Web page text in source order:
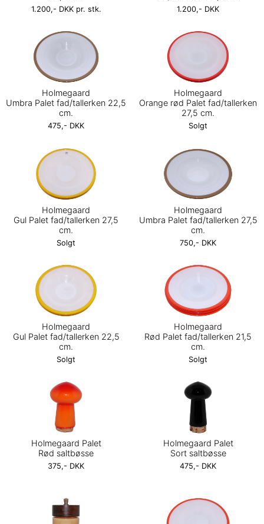
1.200,- DKK pr. stk. 1.200,- DKK
Holmegaard
Umbra Palet fad/tallerken 22,5
cm.
475,- DKK
Holmegaard
Orange rød Palet fad/tallerken
27,5 cm.
Solgt
Holmegaard
Gul Palet fad/tallerken 27,5
cm.
Solgt
Holmegaard
Umbra Palet fad/tallerken 27,5
cm.
750,- DKK
Holmegaard
Gul Palet fad/tallerken 22,5
cm.
Solgt
Holmegaard
Rød Palet fad/tallerken 21,5
cm.
Solgt
Holmegaard Palet
Rød saltbøsse
375,- DKK
Holmegaard Palet
Sort saltbøsse
475,- DKK